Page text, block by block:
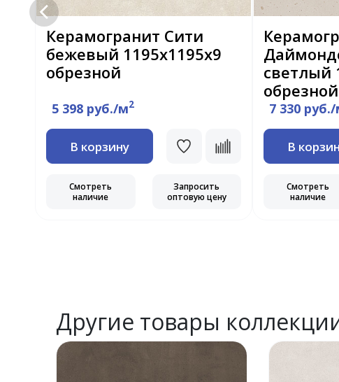
Керамогранит Сити
бежевый 1195х1195х9
обрезной
5 398 руб./м2
В корзину
Смотреть
наличие
Запросить
оптовую цену
светлый
обрезной
7 330
В
Смотреть
наличие
Другие товары